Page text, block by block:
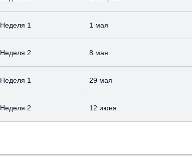
Неделя 1 1 мая
Неделя 2 8 мая
Неделя 1 29 мая
Неделя 2 12 июня